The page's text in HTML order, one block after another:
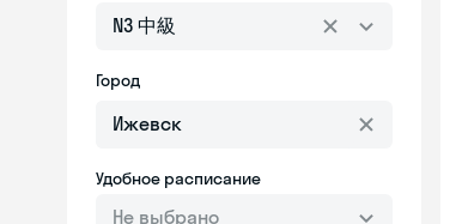
N3 中級
Город
Удобное расписание
Не выбрано